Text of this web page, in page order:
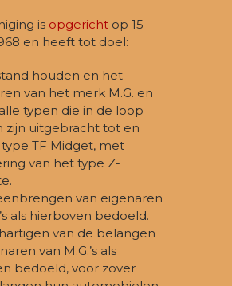
is opgericht op 15
en heeft tot doel:
houden en het
van het merk M.G. en
typen die in de loop
zijn uitgebracht tot en
TF Midget, met
van het type Z-
van eigenaren
als hierboven bedoeld.
van de belangen
van M.G.’s als
bedoeld, voor zover